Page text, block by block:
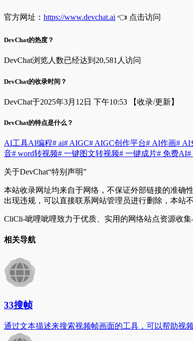
官方网址： https://www.devchat.ai 👈 点击访问
DevChat的热度？
DevChat浏览人数已经达到20,581人访问
DevChat的收录时间？
DevChat于2025年3月12日 下午10:53 【收录/更新】
DevChat的特点是什么？
AI工具AI编程# ai# AIGC# AIGC创作平台# AI作画# AI
音# word转视频# 一键图文转视频# 一键成片# 免费AI#
关于DevChat“特别声明”
本站收录网址均来自于网络，不保证外部链接的准确
出现违规，可以直接联系网站管理员进行删除，本站
CliCli-呲哩呲哩致力于优质、实用的网络站点资源收集
相关导航
33搜帧
通过文本描述来搜索视频帧画面的工具，可以帮助视